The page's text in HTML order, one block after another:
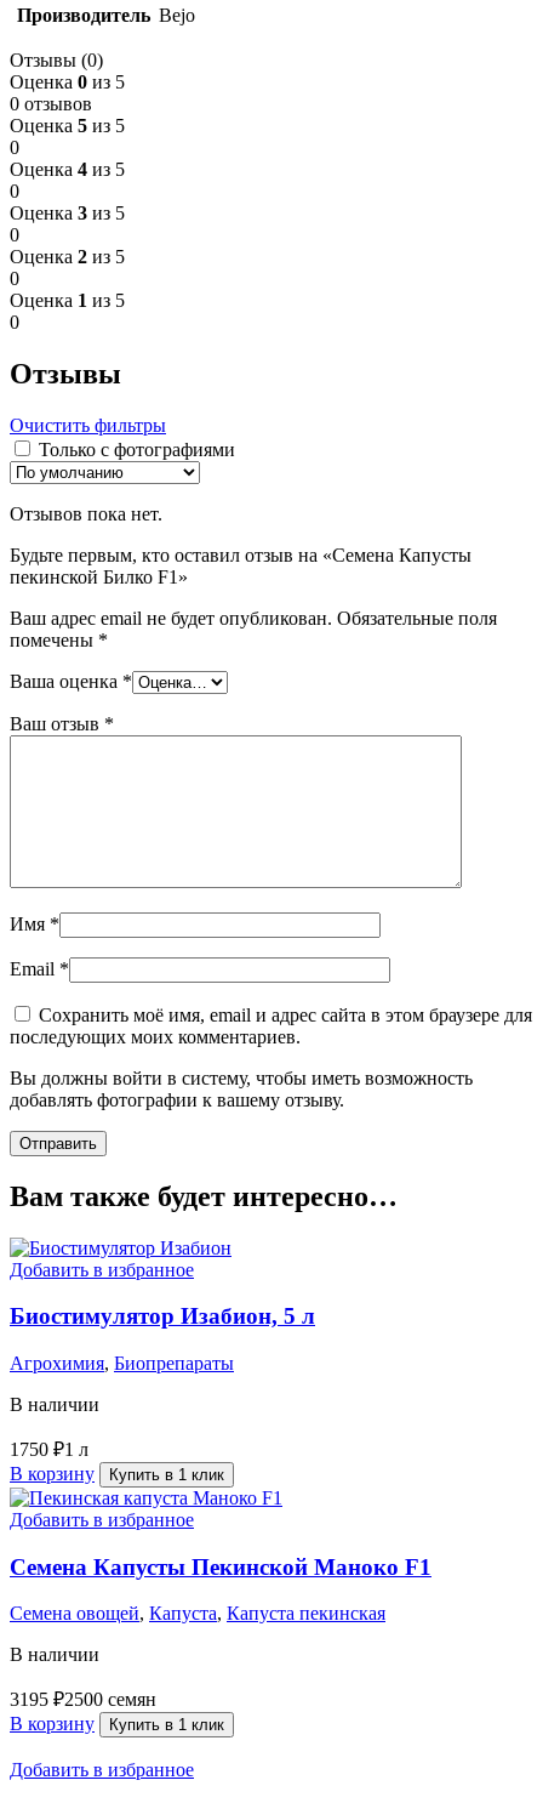
Производитель Bejo
Отзывы (0)
Оценка 0 из 5
0 отзывов
Оценка 5 из 5
0
Оценка 4 из 5
0
Оценка 3 из 5
0
Оценка 2 из 5
0
Оценка 1 из 5
0
Отзывы
Очистить фильтры
Только с фотографиями
Отзывов пока нет.
Будьте первым, кто оставил отзыв на «Семена Капусты
пекинской Билко F1»
Ваш адрес email не будет опубликован. Обязательные поля
помечены *
Ваша оценка *
Ваш отзыв *
Имя *
Email *
Сохранить моё имя, email и адрес сайта в этом браузере для
последующих моих комментариев.
Вы должны войти в систему, чтобы иметь возможность
добавлять фотографии к вашему отзыву.
Вам также будет интересно…
Добавить в избранное
Биостимулятор Изабион, 5 л
Агрохимия, Биопрепараты
В наличии
1750 ₽1 л
В корзину
Купить в 1 клик
Добавить в избранное
Семена Капусты Пекинской Маноко F1
Семена овощей, Капуста, Капуста пекинская
В наличии
3195 ₽2500 семян
В корзину
Купить в 1 клик
Добавить в избранное